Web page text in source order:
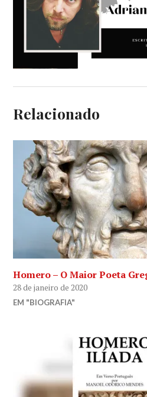
Relacionado
Homero – O Maior Poeta
28 de janeiro de 2020
EM "BIOGRAFIA"